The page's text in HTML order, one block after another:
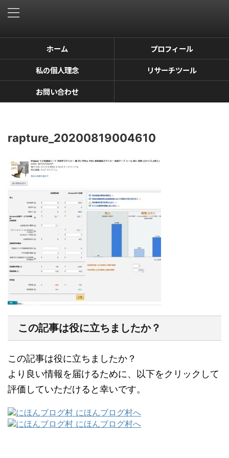
ホーム
プロフィール
私の個人理念
リサーチツール
お問い合わせ
rapture_20200819004610
この記事は役に立ちましたか？
この記事は役に立ちましたか？
より良い情報を届けるために、以下をクリックして
評価していただけると幸いです。